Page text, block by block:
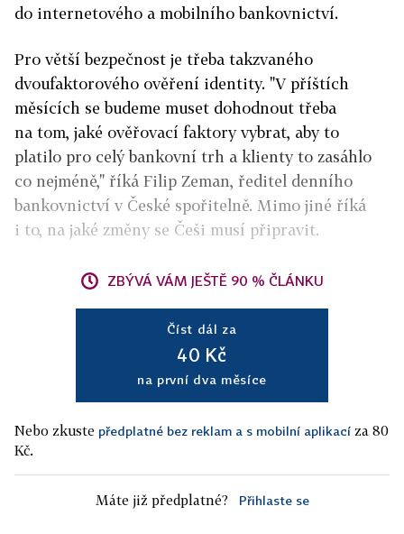
do internetového a mobilního bankovnictví.
Pro větší bezpečnost je třeba takzvaného
dvoufaktorového ověření identity. "V příštích
měsících se budeme muset dohodnout třeba
na tom, jaké ověřovací faktory vybrat, aby to
platilo pro celý bankovní trh a klienty to zasáhlo
co nejméně," říká Filip Zeman, ředitel denního
bankovnictví v České spořitelně. Mimo jiné říká
i to, na jaké změny se Češi musí připravit.
ZBÝVÁ VÁM JEŠTĚ 90 % ČLÁNKU
Číst dál za
40 Kč
na první dva měsíce
Nebo zkuste předplatné bez reklam a s mobilní aplikací za 80
Kč.
Máte již předplatné? Přihlaste se